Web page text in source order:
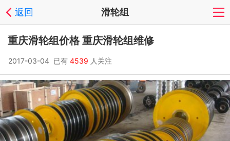
返回 滑轮组
重庆滑轮组价格 重庆滑轮组维修
2017-03-04 已有 4539 人关注